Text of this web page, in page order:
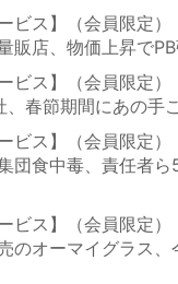
ビス】（会員限定）
販店、物価上昇で
ビス】（会員限定）
、春節期間にあの手
ビス】（会員限定）
団食中毒、責任者ら
ビス】（会員限定）
のオーマイグラス、